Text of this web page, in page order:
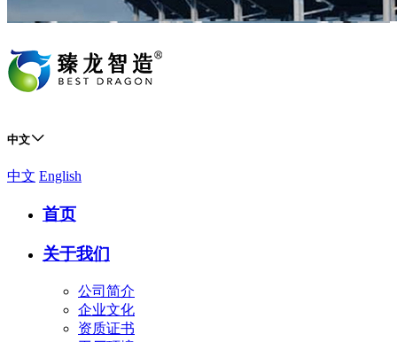
中文
中文 English
首页
关于我们
公司简介
企业文化
资质证书